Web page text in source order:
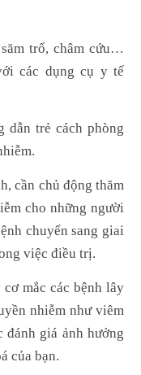
trổ, châm cứu…
các dụng cụ y tế
dẫn trẻ cách phòng
cần chủ động thăm
cho những người
chuyển sang giai
việc điều trị.
mắc các bệnh lây
nhiễm như viêm
đánh giá ảnh hưởng
của bạn.